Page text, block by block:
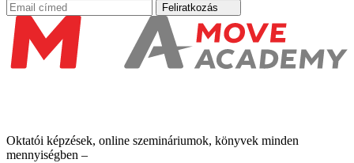
Feliratkozás
Oktatói képzések, online szemináriumok, könyvek minden
mennyiségben –